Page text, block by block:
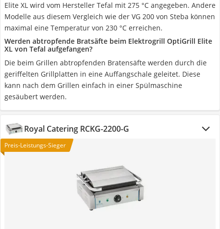
Elite XL wird vom Hersteller Tefal mit 275 °C angegeben. Andere
Modelle aus diesem Vergleich wie der VG 200 von Steba können
maximal eine Temperatur von 230 °C erreichen.
Werden abtropfende Bratsäfte beim Elektrogrill OptiGrill Elite
XL von Tefal aufgefangen?
Die beim Grillen abtropfenden Bratensäfte werden durch die
geriffelten Grillplatten in eine Auffangschale geleitet. Diese
kann nach dem Grillen einfach in einer Spülmaschine
gesäubert werden.
Royal Catering RCKG-2200-G
Preis-Leistungs-Sieger